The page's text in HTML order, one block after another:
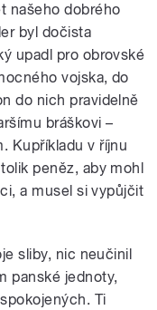
našeho dobrého
byl dočista
upadl pro obrovské
vojska, do
do nich pravidelně
bráškovi –
Kupříkladu v říjnu
peněz, aby mohl
a musel si vypůjčit
sliby, nic neučinil
panské jednoty,
Ti